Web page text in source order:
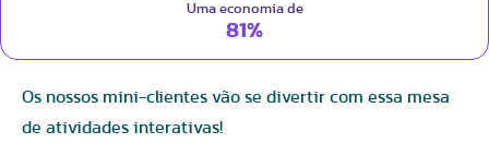
Uma economia de
81%
Os nossos mini-clientes vão se divertir com essa mesa
de atividades interativas!